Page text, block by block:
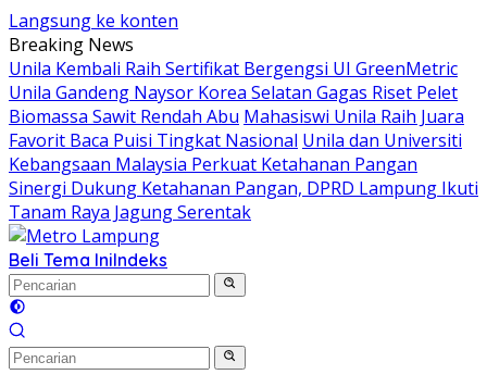
Langsung ke konten
Breaking News
Unila Kembali Raih Sertifikat Bergengsi UI GreenMetric
Unila Gandeng Naysor Korea Selatan Gagas Riset Pelet
Biomassa Sawit Rendah Abu Mahasiswi Unila Raih Juara
Favorit Baca Puisi Tingkat Nasional Unila dan Universiti
Kebangsaan Malaysia Perkuat Ketahanan Pangan
Sinergi Dukung Ketahanan Pangan, DPRD Lampung Ikuti
Tanam Raya Jagung Serentak
Beli Tema IniIndeks